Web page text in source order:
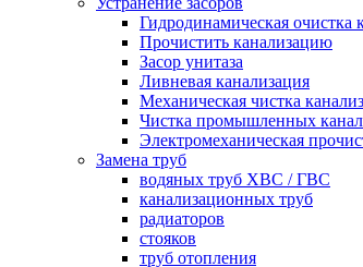
Гидродинамическая очистка
Прочистить канализацию
Засор унитаза
Ливневая канализация
Механическая чистка
Чистка промышленных
Электромеханическая
Замена труб
водяных труб ХВС / ГВС
канализационных труб
радиаторов
стояков
труб отопления